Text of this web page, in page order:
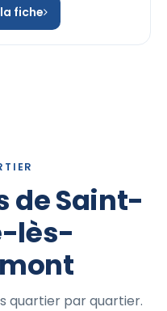
fiche
de Saint-
lès-
quartier par quartier.